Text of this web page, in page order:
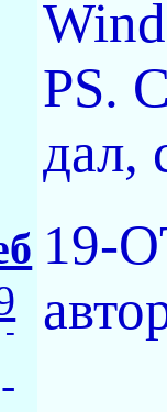
PS.
дал,
-
19-